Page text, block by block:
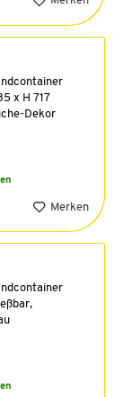
x H 717
Dekor
Merken